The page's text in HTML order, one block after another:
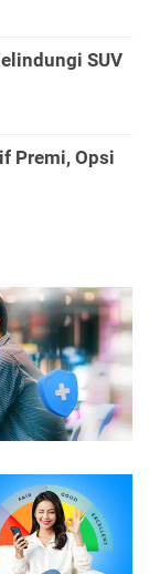
SUV
Premi, Opsi